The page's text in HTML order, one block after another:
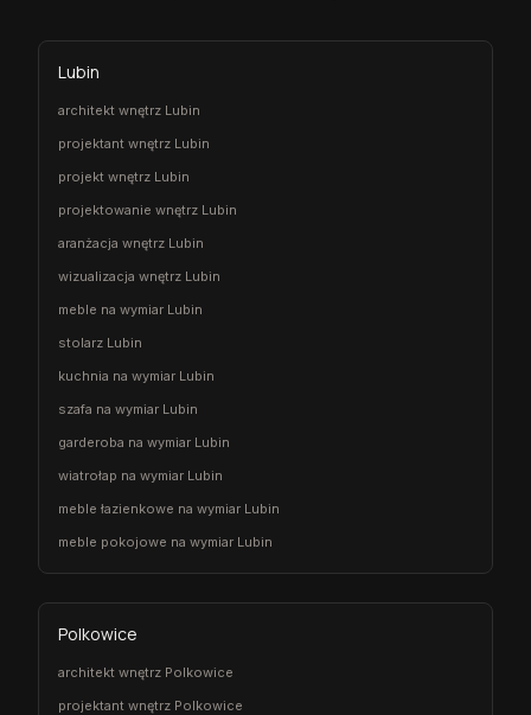
Lubin
architekt wnętrz Lubin
projektant wnętrz Lubin
projekt wnętrz Lubin
projektowanie wnętrz Lubin
aranżacja wnętrz Lubin
wizualizacja wnętrz Lubin
meble na wymiar Lubin
stolarz Lubin
kuchnia na wymiar Lubin
szafa na wymiar Lubin
garderoba na wymiar Lubin
wiatrołap na wymiar Lubin
meble łazienkowe na wymiar Lubin
meble pokojowe na wymiar Lubin
Polkowice
architekt wnętrz Polkowice
projektant wnętrz Polkowice